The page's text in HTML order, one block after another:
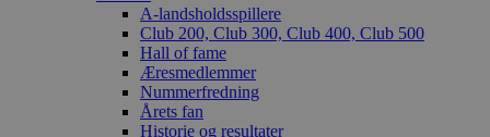
A-landsholdsspillere
Club 200, Club 300, Club 400, Club 500
Hall of fame
Æresmedlemmer
Nummerfredning
Årets fan
Historie og resultater